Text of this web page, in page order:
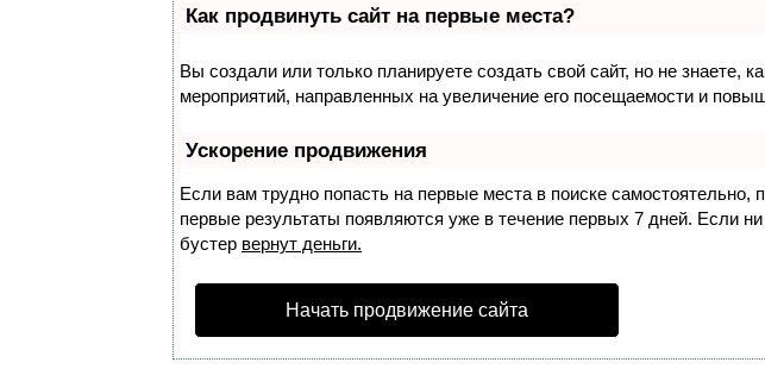
Как продвинуть сайт на первые места?
Вы создали или только планируете создать свой сайт, но не знаете,
мероприятий, направленных на увеличение его посещаемости и
Ускорение продвижения
Если вам трудно попасть на первые места в поиске самостоятельно,
первые результаты появляются уже в течение первых 7 дней. Если
бустер вернут деньги.
Начать продвижение сайта